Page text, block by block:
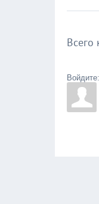
Всего
Войдите: